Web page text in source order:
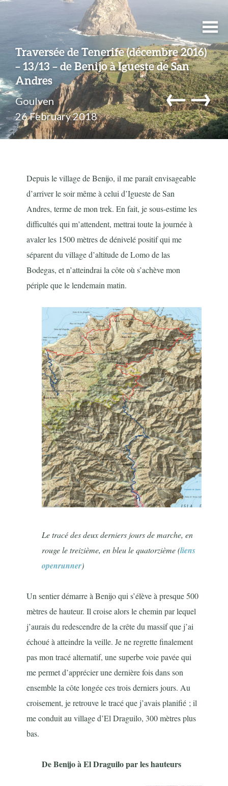
Traversée de Tenerife (décembre 2016)
– 13/13 – de Benijo à Igueste de San
Andres
Goulven
26 February 2018
←→
Depuis le village de Benijo, il me paraît envisageable
d’arriver le soir même à celui d’Igueste de San
Andres, terme de mon trek. En fait, je sous-estime les
difficultés qui m’attendent, mettrai toute la journée à
avaler les 1500 mètres de dénivelé positif qui me
séparent du village d’altitude de Lomo de las
Bodegas, et n’atteindrai la côte où s’achève mon
périple que le lendemain matin.
Le tracé des deux derniers jours de marche, en
rouge le treizième, en bleu le quatorzième (liens
openrunner)
Un sentier démarre à Benijo qui s’élève à presque 500
mètres de hauteur. Il croise alors le chemin par lequel
j’aurais du redescendre de la crête du massif que j’ai
échoué à atteindre la veille. Je ne regrette finalement
pas mon tracé alternatif, une superbe voie pavée qui
me permet d’apprécier une dernière fois dans son
ensemble la côte longée ces trois derniers jours. Au
croisement, je retrouve le tracé que j’avais planifié ; il
me conduit au village d’El Draguilo, 300 mètres plus
bas.
De Benijo à El Draguilo par les hauteurs